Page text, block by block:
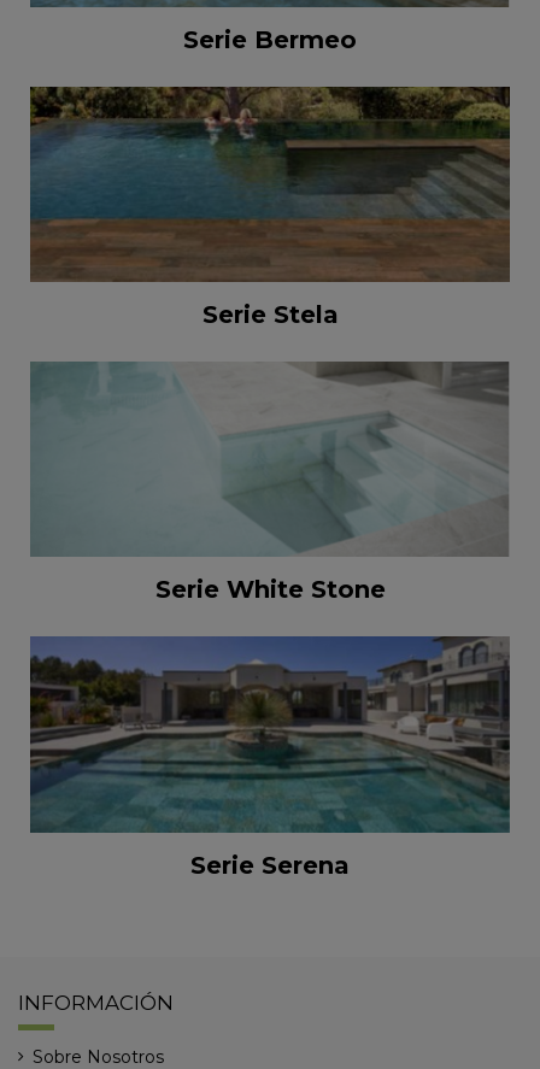
Serie Bermeo
Serie Stela
Serie White Stone
Serie Serena
INFORMACIÓN
Sobre Nosotros